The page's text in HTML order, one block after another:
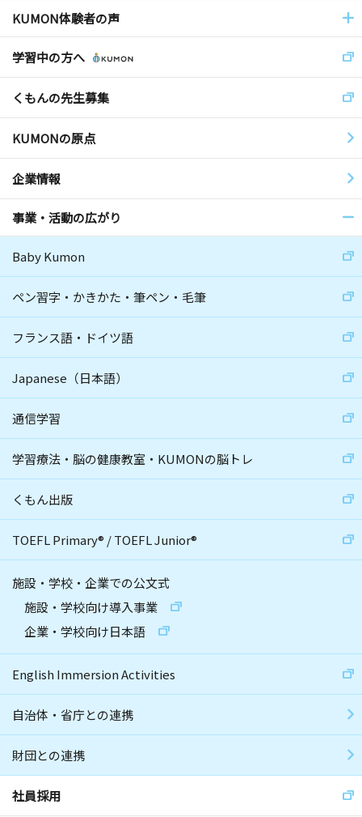
KUMON体験者の声
学習中の方へ
くもんの先生募集
KUMONの原点
企業情報
事業・活動の広がり
Baby Kumon
ペン習字・かきかた・筆ペン・毛筆
フランス語・ドイツ語
Japanese（日本語）
通信学習
学習療法・脳の健康教室・KUMONの脳トレ
くもん出版
TOEFL Primary® /TOEFL Junior®
施設・学校・企業での公文式
施設・学校向け導入事業
企業・学校向け日本語
English Immersion Activities
自治体・省庁との連携
財団との連携
社員採用